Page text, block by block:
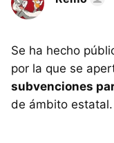
Se ha hecho
por la que se
subvenciones
de ámbito estatal.